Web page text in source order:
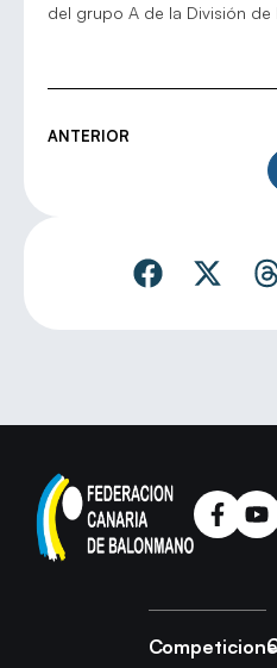
del grupo A de la División de
ANTERIOR